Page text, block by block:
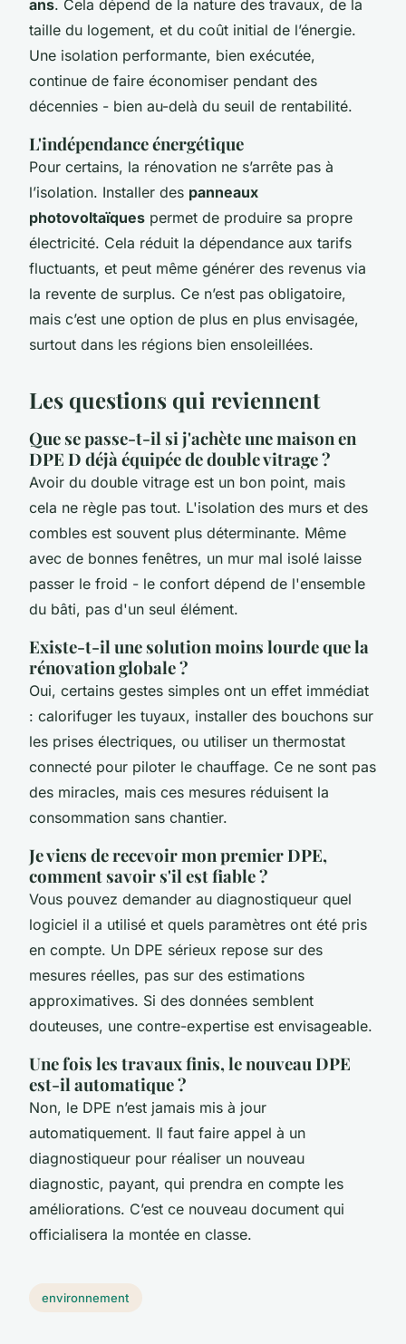
ans. Cela dépend de la nature des travaux, de la
taille du logement, et du coût initial de l’énergie.
Une isolation performante, bien exécutée,
continue de faire économiser pendant des
décennies - bien au-delà du seuil de rentabilité.
L'indépendance énergétique
Pour certains, la rénovation ne s’arrête pas à
l’isolation. Installer des panneaux
photovoltaïques permet de produire sa propre
électricité. Cela réduit la dépendance aux tarifs
fluctuants, et peut même générer des revenus via
la revente de surplus. Ce n’est pas obligatoire,
mais c’est une option de plus en plus envisagée,
surtout dans les régions bien ensoleillées.
Les questions qui reviennent
Que se passe-t-il si j'achète une maison en
DPE D déjà équipée de double vitrage ?
Avoir du double vitrage est un bon point, mais
cela ne règle pas tout. L'isolation des murs et des
combles est souvent plus déterminante. Même
avec de bonnes fenêtres, un mur mal isolé laisse
passer le froid - le confort dépend de l'ensemble
du bâti, pas d'un seul élément.
Existe-t-il une solution moins lourde que la
rénovation globale ?
Oui, certains gestes simples ont un effet immédiat
: calorifuger les tuyaux, installer des bouchons sur
les prises électriques, ou utiliser un thermostat
connecté pour piloter le chauffage. Ce ne sont pas
des miracles, mais ces mesures réduisent la
consommation sans chantier.
Je viens de recevoir mon premier DPE,
comment savoir s'il est fiable ?
Vous pouvez demander au diagnostiqueur quel
logiciel il a utilisé et quels paramètres ont été pris
en compte. Un DPE sérieux repose sur des
mesures réelles, pas sur des estimations
approximatives. Si des données semblent
douteuses, une contre-expertise est envisageable.
Une fois les travaux finis, le nouveau DPE
est-il automatique ?
Non, le DPE n’est jamais mis à jour
automatiquement. Il faut faire appel à un
diagnostiqueur pour réaliser un nouveau
diagnostic, payant, qui prendra en compte les
améliorations. C’est ce nouveau document qui
officialisera la montée en classe.
environnement